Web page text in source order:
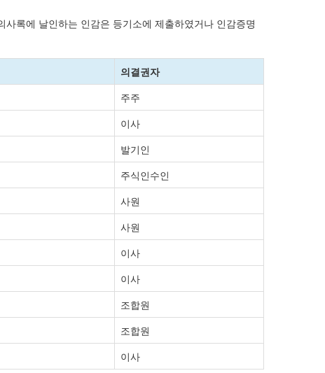
록에 날인하는 인감은 등기소에 제출하였거나 인감증명
의결권자
주주
이사
발기인
주식인수인
사원
사원
이사
이사
조합원
조합원
이사